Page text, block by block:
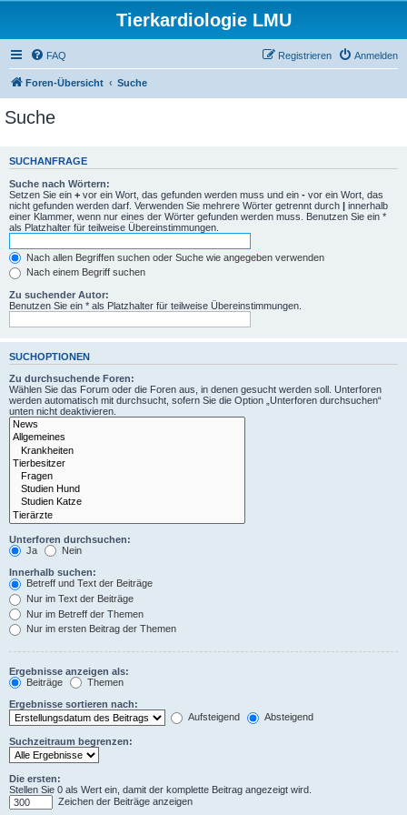
Tierkardiologie LMU
FAQ Anmelden
Registrieren
Foren-Übersicht Suche
Suche
SUCHANFRAGE
Suche nach Wörtern:
Setzen Sie ein + vor ein Wort, das gefunden werden muss und ein - vor ein Wort, das
nicht gefunden werden darf. Verwenden Sie mehrere Wörter getrennt durch | innerhalb
einer Klammer, wenn nur eines der Wörter gefunden werden muss. Benutzen Sie ein *
als Platzhalter für teilweise Übereinstimmungen.
Nach allen Begriffen suchen oder Suche wie angegeben verwenden
Nach einem Begriff suchen
Zu suchender Autor:
Benutzen Sie ein * als Platzhalter für teilweise Übereinstimmungen.
SUCHOPTIONEN
Zu durchsuchende Foren:
Wählen Sie das Forum oder die Foren aus, in denen gesucht werden soll. Unterforen
werden automatisch mit durchsucht, sofern Sie die Option „Unterforen durchsuchen“
unten nicht deaktivieren.
Unterforen durchsuchen:
Ja
Nein
Innerhalb suchen:
Betreff und Text der Beiträge
Nur im Text der Beiträge
Nur im Betreff der Themen
Nur im ersten Beitrag der Themen
Ergebnisse anzeigen als:
Beiträge
Themen
Ergebnisse sortieren nach:
Aufsteigend
Absteigend
Suchzeitraum begrenzen:
Die ersten:
Stellen Sie 0 als Wert ein, damit der komplette Beitrag angezeigt wird.
Zeichen der Beiträge anzeigen